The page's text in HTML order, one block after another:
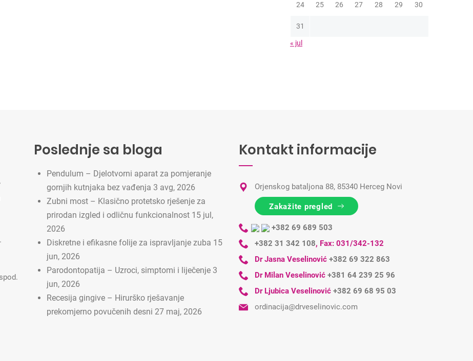
24 25 26 27 28 29 30
31
« jul
Poslednje sa bloga
Pendulum – Djelotvorni aparat za pomjeranje
gornjih kutnjaka bez vađenja 3 avg, 2026
Zubni most – Klasično protetsko rješenje za
prirodan izgled i odličnu funkcionalnost 15 jul,
2026
Diskretne i efikasne folije za ispravljanje zuba 15
jun, 2026
Parodontopatija – Uzroci, simptomi i liječenje 3
jun, 2026
Recesija gingive – Hirurško rješavanje
prekomjerno povučenih desni 27 maj, 2026
Kontakt informacije
Orjenskog bataljona 88, 85340 Herceg Novi
Zakažite pregled
+382 69 689 503
+382 31 342 108, Fax: 031/342-132
Dr Jasna Veselinović +382 69 322 863
Dr Milan Veselinović +381 64 239 25 96
Dr Ljubica Veselinović +382 69 68 95 03
ordinacija@drveselinovic.com